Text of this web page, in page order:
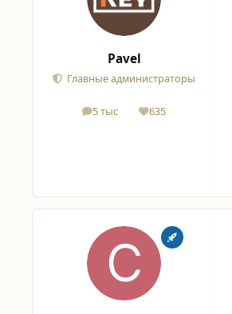
Pavel
Главные администраторы
5 тыс
сообщения635
Репутация